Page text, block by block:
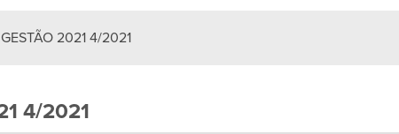
2021 4/2021
4/2021